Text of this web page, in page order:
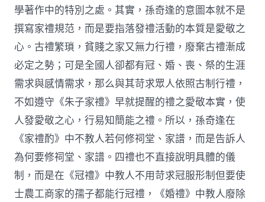
學著作中的特別之處。其實，孫奇逢的意圖本就不是
撰寫家禮規范，而是要指落發禮活動的本質是愛敬之
心。古禮繁瑣，貧賤之家又無力行禮，廢棄古禮漸成
必定之勢；可是全國人卻都有冠、婚、喪、祭的生涯
需求與感情需求，那么與其苛求眾人依照古制行禮，
不如遵守《朱子家禮》早就提醒的禮之愛敬本實，使
人發愛敬之心，行易知簡能之禮。所以，孫奇逢在
《家禮酌》中不教人若何修祠堂、家譜，而是告訴人
為何要修祠堂、家譜。四禮也不直接說明具體的儀
制，而是在《冠禮》中教人不用苛求冠服形制但要使
士農工商家的孺子都能行冠禮，《婚禮》中教人廢除